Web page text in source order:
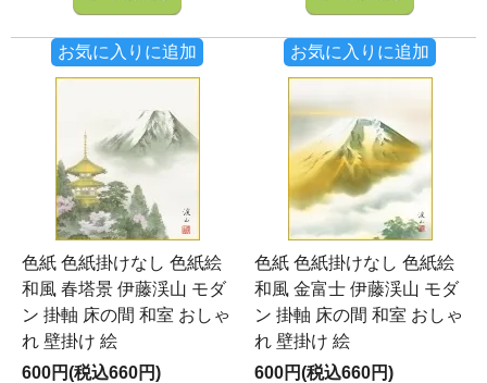
お気に入りに追加 お気に入りに追加
色紙 色紙掛けなし 色紙絵
和風 春塔景 伊藤渓山 モダ
ン 掛軸 床の間 和室 おしゃ
れ 壁掛け 絵
600円(税込660円)
色紙 色紙掛けなし 色紙絵
和風 金富士 伊藤渓山 モダ
ン 掛軸 床の間 和室 おしゃ
れ 壁掛け 絵
600円(税込660円)